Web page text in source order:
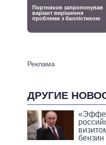
ДРУГИЕ
бензин